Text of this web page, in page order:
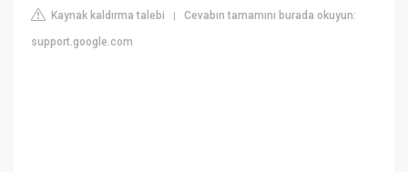
Kaynak kaldırma talebi |Cevabın tamamını burada okuyun:
support.google.com